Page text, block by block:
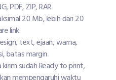
PDF, ZIP, RAR.
20 Mb, lebih dari 20
link.
text, ejaan, warna,
batas margin.
sudah Ready to print,